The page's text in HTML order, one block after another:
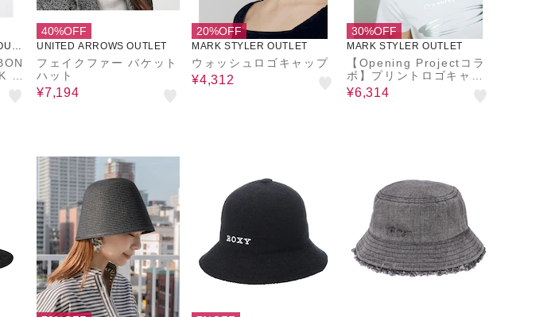
C
モ
40%OFF
UNITED ARROWS OUTLET
フェイクファー バケット
ハット
¥7,194
20%OFF
MARK STYLER OUTLET
ウォッシュロゴキャップ
¥4,312
30%OFF
MARK STYLER OUTLET
【Opening Projectコラ
ボ】プリントロゴキャッ
プ
¥6,314